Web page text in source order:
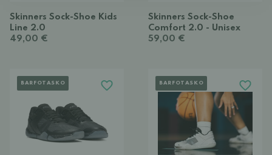
Skinners Sock-Shoe Kids
Line 2.0
49,00 €
Skinners Sock-Shoe
Comfort 2.0 - Unisex
59,00 €
BARFOTASKO BARFOTASKO